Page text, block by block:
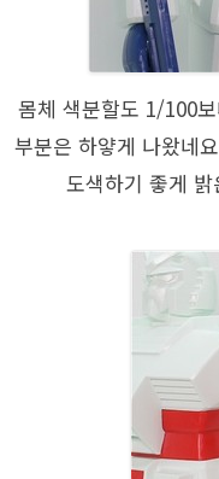
몸체 색분할도 1/100
부분은 하얗게 나왔네
도색하기 좋게